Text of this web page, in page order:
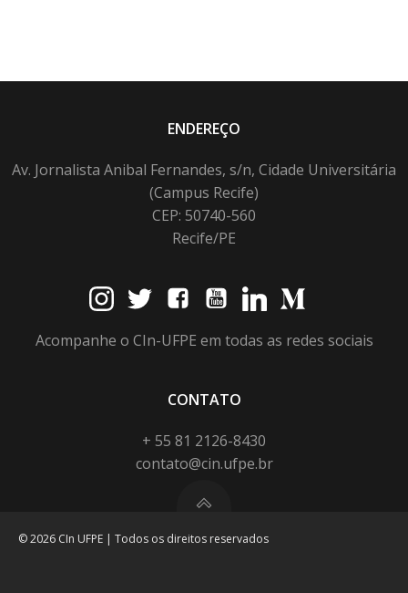
ENDEREÇO
Av. Jornalista Anibal Fernandes, s/n, Cidade Universitária
(Campus Recife)
CEP: 50740-560
Recife/PE
Acompanhe o CIn-UFPE em todas as redes sociais
CONTATO
+ 55 81 2126-8430
contato@cin.ufpe.br
© 2026 CIn UFPE | Todos os direitos reservados